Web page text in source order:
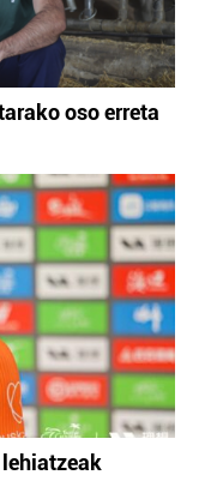
oso erreta
lehiatzeak